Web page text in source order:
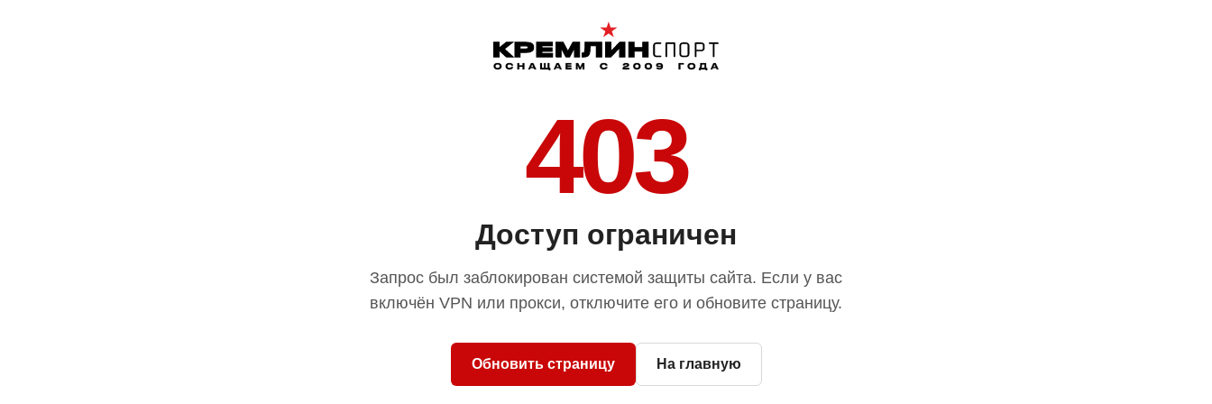
403
Доступ ограничен
Запрос был заблокирован системой защиты сайта. Если у вас
включён VPN или прокси, отключите его и обновите страницу.
Обновить страницу На главную